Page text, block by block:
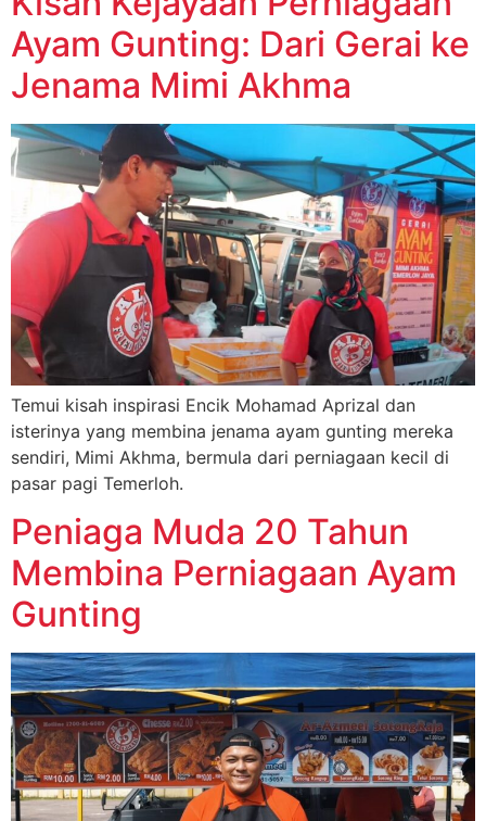
Ayam Gunting: Dari Gerai ke
Jenama Mimi Akhma
Temui kisah inspirasi Encik Mohamad Aprizal dan
isterinya yang membina jenama ayam gunting mereka
sendiri, Mimi Akhma, bermula dari perniagaan kecil di
pasar pagi Temerloh.
Peniaga Muda 20 Tahun
Membina Perniagaan Ayam
Gunting